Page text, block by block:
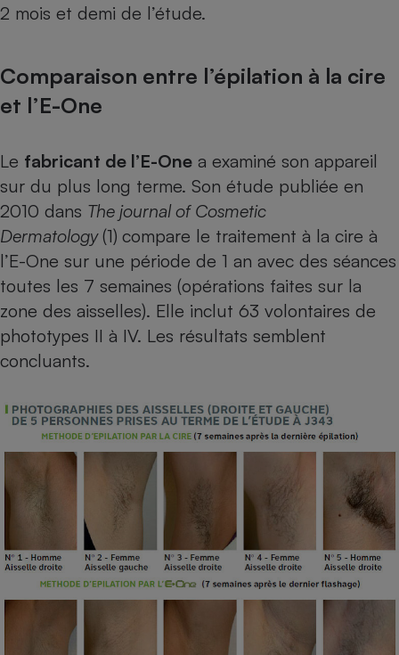
2 mois et demi de l’étude.
Comparaison entre l’épilation à la cire
et l’E-One
Le fabricant de l’E-One a examiné son appareil
sur du plus long terme. Son étude publiée en
2010 dans The journal of Cosmetic
Dermatology(1) compare le traitement à la cire à
l’E-One sur une période de 1 an avec des séances
toutes les 7 semaines (opérations faites sur la
zone des aisselles). Elle inclut 63 volontaires de
phototypes II à IV. Les résultats semblent
concluants.